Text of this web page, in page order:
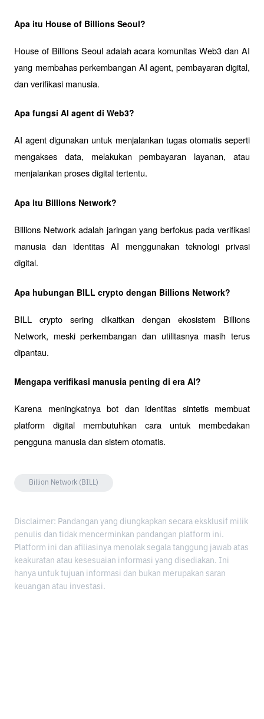
Apa itu House of Billions Seoul?
House of Billions Seoul adalah acara komunitas Web3 dan AI
yang membahas perkembangan AI agent, pembayaran digital,
dan verifikasi manusia.
Apa fungsi AI agent di Web3?
AI agent digunakan untuk menjalankan tugas otomatis seperti
mengakses data, melakukan pembayaran layanan, atau
menjalankan proses digital tertentu.
Apa itu Billions Network?
Billions Network adalah jaringan yang berfokus pada verifikasi
manusia dan identitas AI menggunakan teknologi privasi
digital.
Apa hubungan BILL crypto dengan Billions Network?
BILL crypto sering dikaitkan dengan ekosistem Billions
Network, meski perkembangan dan utilitasnya masih terus
dipantau.
Mengapa verifikasi manusia penting di era AI?
Karena meningkatnya bot dan identitas sintetis membuat
platform digital membutuhkan cara untuk membedakan
pengguna manusia dan sistem otomatis.
Billion Network (BILL)
Disclaimer: Pandangan yang diungkapkan secara eksklusif milik
penulis dan tidak mencerminkan pandangan platform ini.
Platform ini dan afiliasinya menolak segala tanggung jawab atas
keakuratan atau kesesuaian informasi yang disediakan. Ini
hanya untuk tujuan informasi dan bukan merupakan saran
keuangan atau investasi.